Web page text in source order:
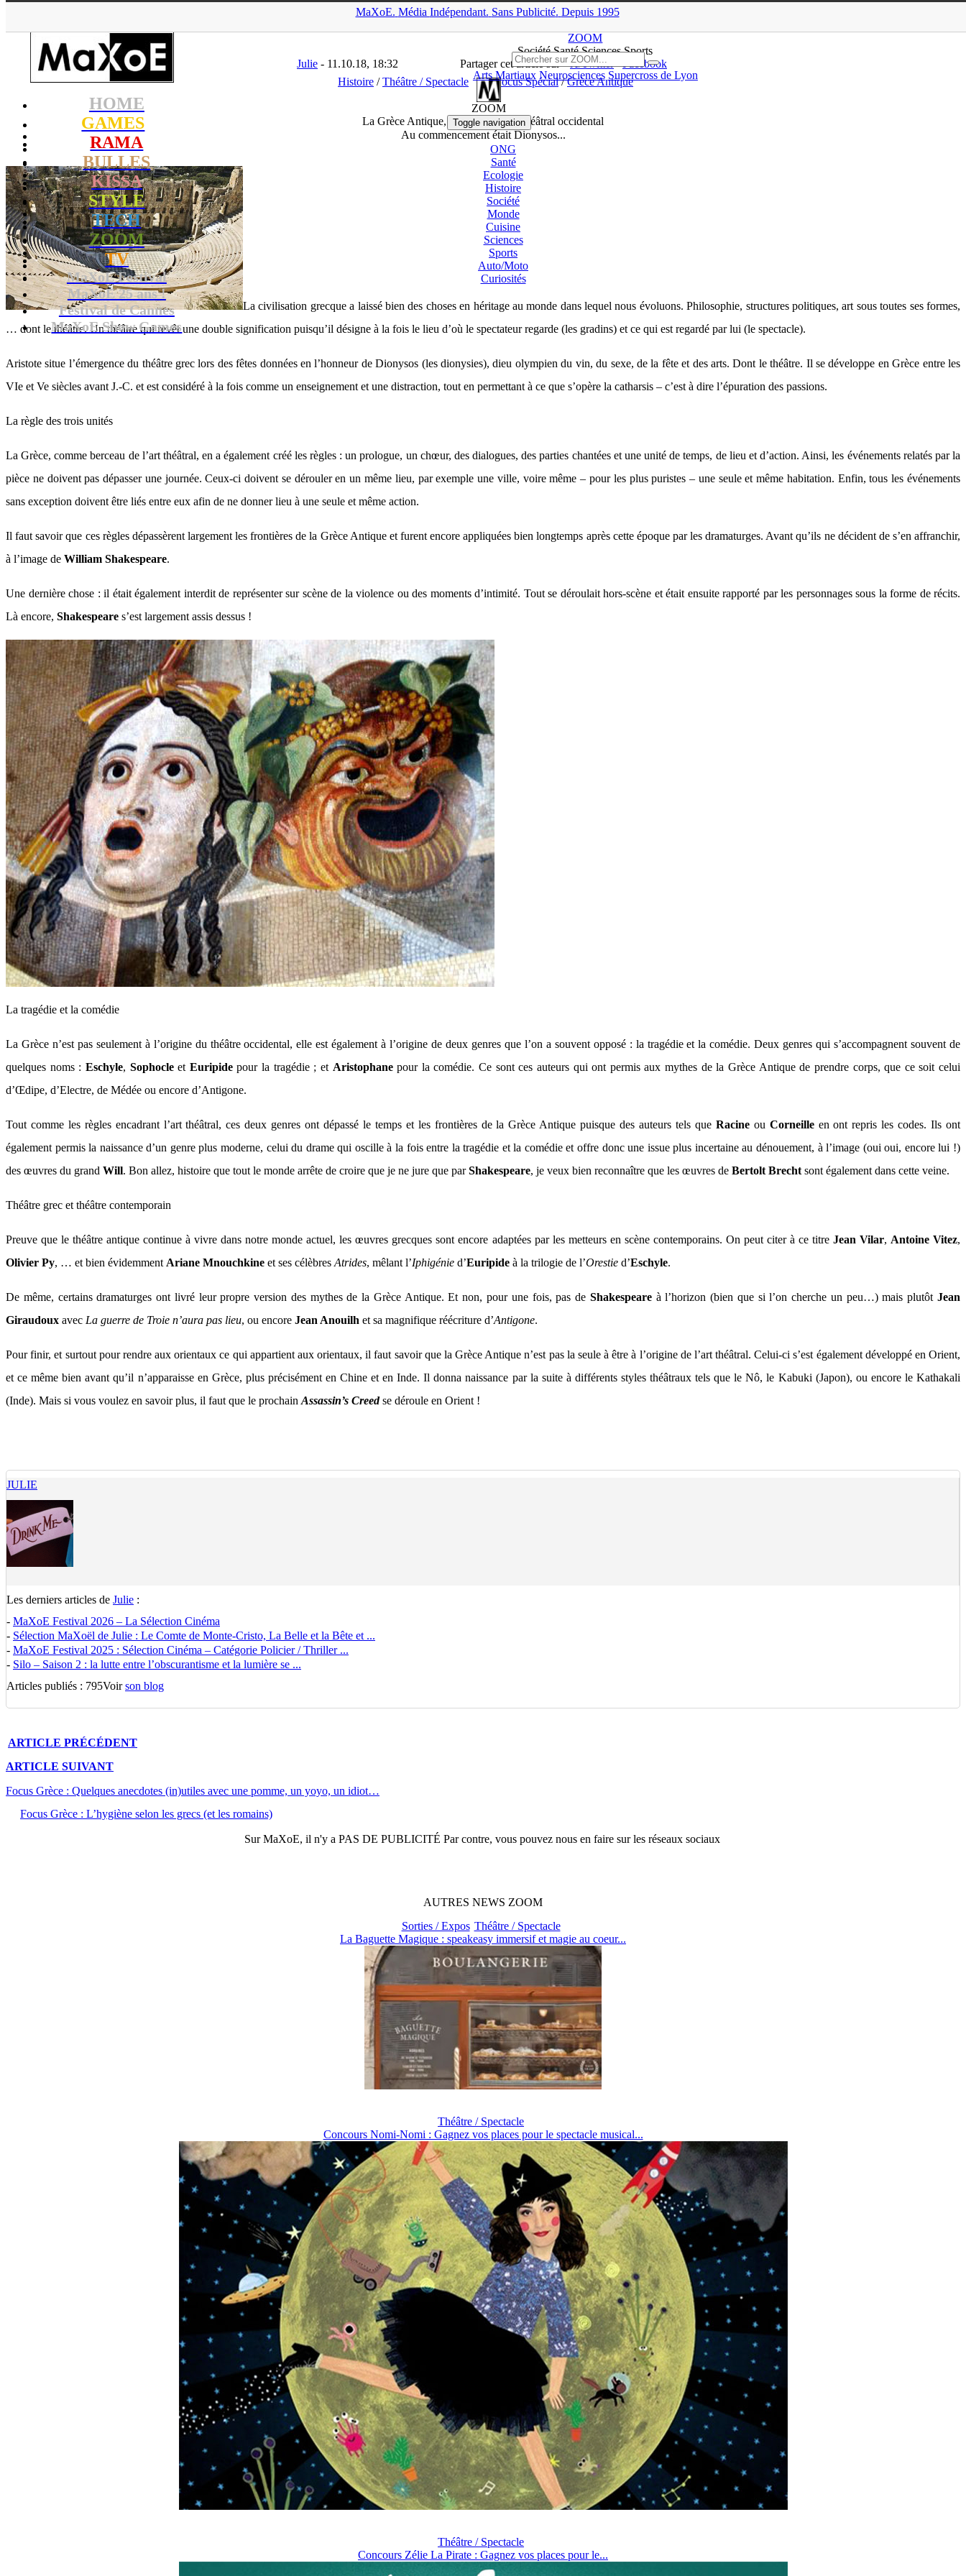
MaXoE. Média Indépendant. Sans Publicité. Depuis 1995
HOME
GAMES
RAMA
BULLES
KISSA
STYLE
TECH
ZOOM
TV
MaXoE Festival
MaXoE 25 ans !
Festival de Cannes
MaXoE Show Games
ZOOM
Société Santé SciencesSports
Arts Martiaux Neurosciences Supercross de Lyon
ZOOM
Toggle navigation
ONG
Santé
Ecologie
Histoire
Société
Monde
Cuisine
Sciences
Sports
Auto/Moto
Curiosités
▲
Julie - 11.10.18, 18:32 Partager cet article sur X/Twitter
Facebook
Histoire /Théâtre / Spectacle Focus Spécial/Grèce Antique
La Grèce Antique, berceau de l’art théâtral occidental
Au commencement était Dionysos...
La civilisation grecque a laissé bien des choses en héritage au monde dans lequel nous évoluons. Philosophie, structures politiques, art sous toutes ses formes,
… dont le théâtre. Un théâtre qui revêt une double signification puisqu’il désigne à la fois le lieu d’où le spectateur regarde (les gradins) et ce qui est regardé par lui (le spectacle).
Aristote situe l’émergence du théâtre grec lors des fêtes données en l’honneur de Dionysos (les dionysies), dieu olympien du vin, du sexe, de la fête et des arts. Dont le théâtre. Il se développe en Grèce entre les
VIe et Ve siècles avant J.-C. et est considéré à la fois comme un enseignement et une distraction, tout en permettant à ce que s’opère la catharsis – c’est à dire l’épuration des passions.
La règle des trois unités
La Grèce, comme berceau de l’art théâtral, en a également créé les règles : un prologue, un chœur, des dialogues, des parties chantées et une unité de temps, de lieu et d’action. Ainsi, les événements relatés par la
pièce ne doivent pas dépasser une journée. Ceux-ci doivent se dérouler en un même lieu, par exemple une ville, voire même – pour les plus puristes – une seule et même habitation. Enfin, tous les événements
sans exception doivent être liés entre eux afin de ne donner lieu à une seule et même action.
Il faut savoir que ces règles dépassèrent largement les frontières de la Grèce Antique et furent encore appliquées bien longtemps après cette époque par les dramaturges. Avant qu’ils ne décident de s’en affranchir,
à l’image de William Shakespeare.
Une dernière chose : il était également interdit de représenter sur scène de la violence ou des moments d’intimité. Tout se déroulait hors-scène et était ensuite rapporté par les personnages sous la forme de récits.
Là encore, Shakespeare s’est largement assis dessus !
La tragédie et la comédie
La Grèce n’est pas seulement à l’origine du théâtre occidental, elle est également à l’origine de deux genres que l’on a souvent opposé : la tragédie et la comédie. Deux genres qui s’accompagnent souvent de
quelques noms : Eschyle, Sophocleet Euripidepour la tragédie ; et Aristophanepour la comédie. Ce sont ces auteurs qui ont permis aux mythes de la Grèce Antique de prendre corps, que ce soit celui
d’Œdipe, d’Electre, de Médée ou encore d’Antigone.
Tout comme les règles encadrant l’art théâtral, ces deux genres ont dépassé le temps et les frontières de la Grèce Antique puisque des auteurs tels que Racineou Corneilleen ont repris les codes. Ils ont
également permis la naissance d’un genre plus moderne, celui du drame qui oscille à la fois entre la tragédie et la comédie et offre donc une issue plus incertaine au dénouement, à l’image (oui oui, encore lui !)
des œuvres du grand Will. Bon allez, histoire que tout le monde arrête de croire que je ne jure que parShakespeare, je veux bien reconnaître que les œuvres de Bertolt Brecht sont également dans cette veine.
Théâtre grec et théâtre contemporain
Preuve que le théâtre antique continue à vivre dans notre monde actuel, les œuvres grecques sont encore adaptées par les metteurs en scène contemporains. On peut citer à ce titre Jean Vilar, Antoine Vitez,
Olivier Py, … et bien évidemment Ariane Mnouchkine et ses célèbres Atrides, mêlant l’Iphigénie d’Euripide à la trilogie de l’Orestie d’Eschyle.
De même, certains dramaturges ont livré leur propre version des mythes de la Grèce Antique. Et non, pour une fois, pas de Shakespeareà l’horizon (bien que si l’on cherche un peu…) mais plutôtJean
Giraudoux avec La guerre de Troie n’aura pas lieu, ou encore Jean Anouilh et sa magnifique réécriture d’Antigone.
Pour finir, et surtout pour rendre aux orientaux ce qui appartient aux orientaux, il faut savoir que la Grèce Antique n’est pas la seule à être à l’origine de l’art théâtral. Celui-ci s’est également développé en Orient,
et ce même bien avant qu’il n’apparaisse en Grèce, plus précisément en Chine et en Inde. Il donna naissance par la suite à différents styles théâtraux tels que le Nô, le Kabuki (Japon), ou encore le Kathakali
(Inde). Mais si vous voulez en savoir plus, il faut que le prochain Assassin’s Creedse déroule en Orient !
JULIE
Les derniers articles de Julie :
- MaXoE Festival 2026 – La Sélection Cinéma
- Sélection MaXoël de Julie : Le Comte de Monte-Cristo, La Belle et la Bête et ...
- MaXoE Festival 2025 : Sélection Cinéma – Catégorie Policier / Thriller ...
- Silo – Saison 2 : la lutte entre l’obscurantisme et la lumière se ...
Articles publiés : 795Voirson blog
ARTICLE PRÉCÉDENT
ARTICLE SUIVANT
Focus Grèce : Quelques anecdotes (in)utiles avec une pomme, un yoyo, un idiot…
Focus Grèce : L’hygiène selon les grecs (et les romains)
SurMaXoE, il n'y a PAS DE PUBLICITÉ Par contre, vous pouvez nous en faire sur les réseaux sociaux
AUTRES NEWS ZOOM
Sorties / Expos Théâtre / Spectacle
La Baguette Magique : speakeasy immersif et magie au coeur...
Théâtre / Spectacle
Concours Nomi-Nomi : Gagnez vos places pour le spectacle musical...
Théâtre / Spectacle
Concours Zélie La Pirate : Gagnez vos places pour le...